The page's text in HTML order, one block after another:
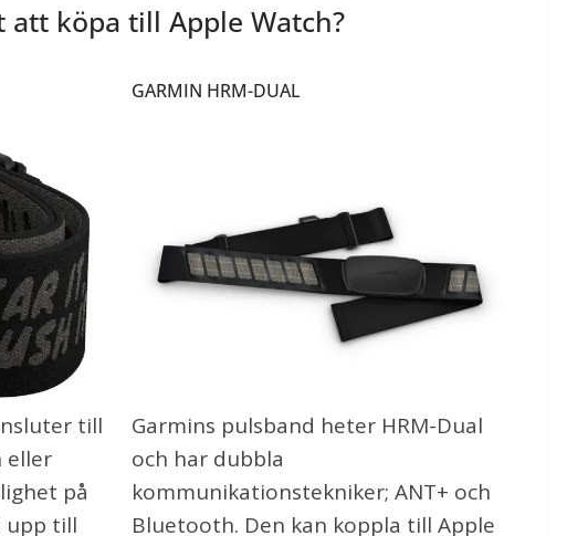
köpa till Apple Watch?
till
eller
på
upp till
GARMIN HRM-DUAL
Garmins pulsband heter HRM-Dual
och har dubbla
kommunikationstekniker; ANT+ och
Bluetooth. Den kan koppla till Apple